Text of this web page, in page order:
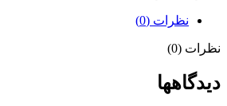
نظرات (0)
نظرات (0)
دیدگاهها